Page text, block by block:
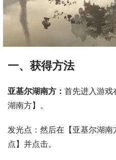
一、获得方法
亚基尔湖南方： 首先进入游戏
湖南方】。
发光点：然后在【亚基尔湖
点】并点击。